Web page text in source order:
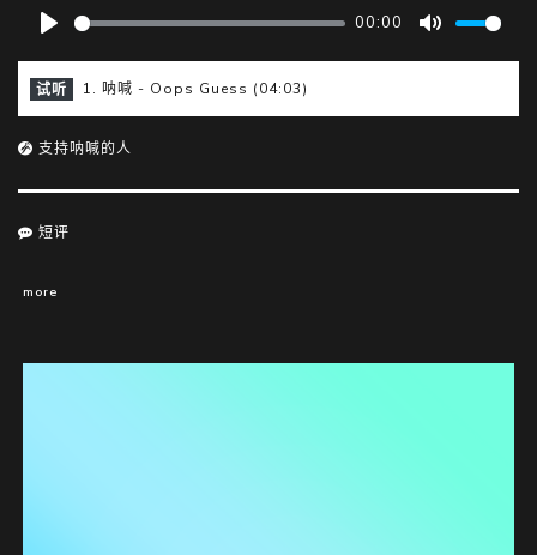
l
a
00:00
试听 1. 呐喊 - Oops Guess (04:03)
支持呐喊的人
短评
more